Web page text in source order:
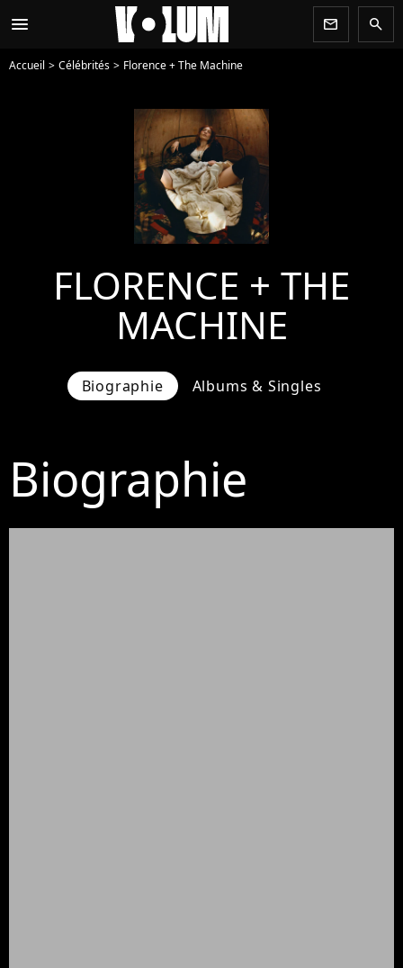
menu newsletter search
Accueil Célébrités Florence + The Machine
FLORENCE + THE
MACHINE
Biographie Albums & Singles
Biographie